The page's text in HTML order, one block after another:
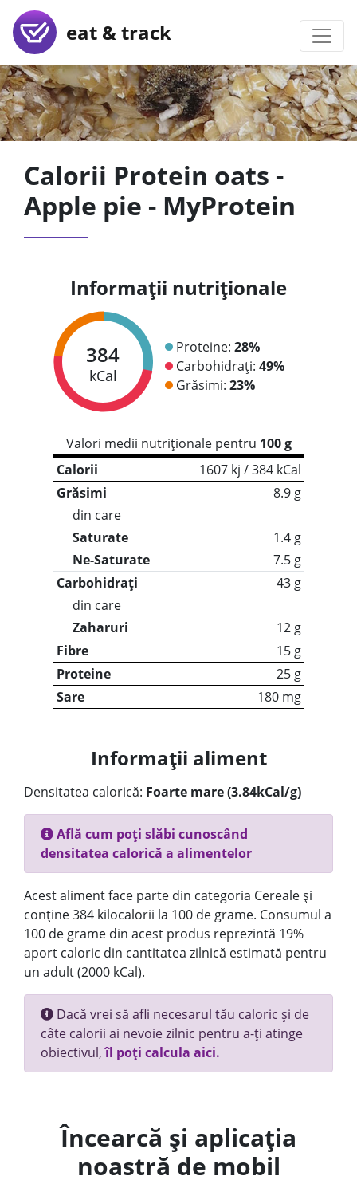
eat & track
Calorii Protein oats -
Apple pie - MyProtein
Informații nutriționale
384
kCal
Proteine: 28%
Carbohidrați: 49%
Grăsimi: 23%
Valori medii nutriționale pentru 100 g
Calorii
1607 kj / 384 kCal
Grăsimi
8.9 g
din care
Saturate
1.4 g
Ne-Saturate
7.5 g
Carbohidrați
43 g
din care
Zaharuri
12 g
Fibre
15 g
Proteine
25 g
Sare
180 mg
Informații aliment
Densitatea calorică: Foarte mare (3.84kCal/g)
Află cum poți slăbi cunoscând
densitatea calorică a alimentelor
Acest aliment face parte din categoria Cereale și
conține 384 kilocalorii la 100 de grame. Consumul a
100 de grame din acest produs reprezintă 19%
aport caloric din cantitatea zilnică estimată pentru
un adult (2000 kCal).
Dacă vrei să afli necesarul tău caloric și de
câte calorii ai nevoie zilnic pentru a-ți atinge
obiectivul,îl poți calcula aici.
Încearcă și aplicația
noastră de mobil